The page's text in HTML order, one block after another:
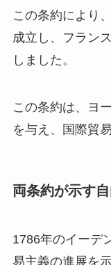
この条約により
成立し、フラン
しました。
この条約は、ヨ
を与え、国際貿
両条約が示す
1786年のイーデ
易主義の進展を